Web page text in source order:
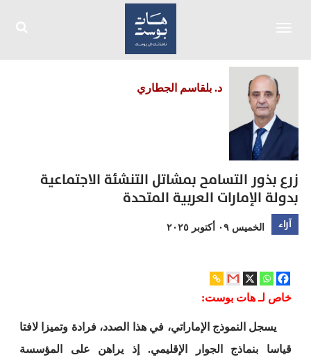
د. بلقاسم الجطاري
زرع بذور التسامح بمشاتل التنشئة الاجتماعية
بدولة الإمارات العربية المتحدة
آراء الخميس ٠٩ أكتوبر ٢٠٢٥
خاص لـ هات بوست:
يسجل النموذج الإماراتي، في هذا الصدد، فرادة وتميزا لافتا
قياسا بنماذج الجوار الإقليمي. إذ يراهن على المؤسسة